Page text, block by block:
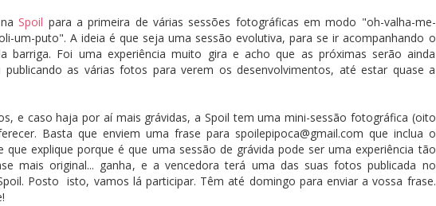
Spoil para a primeira de várias sessões fotográficas em modo "oh-valha-me-
um-puto". A ideia é que seja uma sessão evolutiva, para se ir acompanhando o
barriga. Foi uma experiência muito gira e acho que as próximas serão ainda
publicando as várias fotos para verem os desenvolvimentos, até estar quase a
e caso haja por aí mais grávidas, a Spoil tem uma mini-sessão fotográfica (oito
Basta que enviem uma frase para spoilepipoca@gmail.com que inclua o
que explique porque é que uma sessão de grávida pode ser uma experiência tão
mais original... ganha, e a vencedora terá uma das suas fotos publicada no
Posto isto, vamos lá participar. Têm até domingo para enviar a vossa frase.